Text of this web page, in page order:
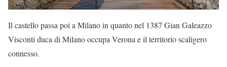
Il castello passa poi a Milano in quanto nel 1387 Gian Galeazzo
Visconti duca di Milano occupa Verona e il territorio scaligero
connesso.